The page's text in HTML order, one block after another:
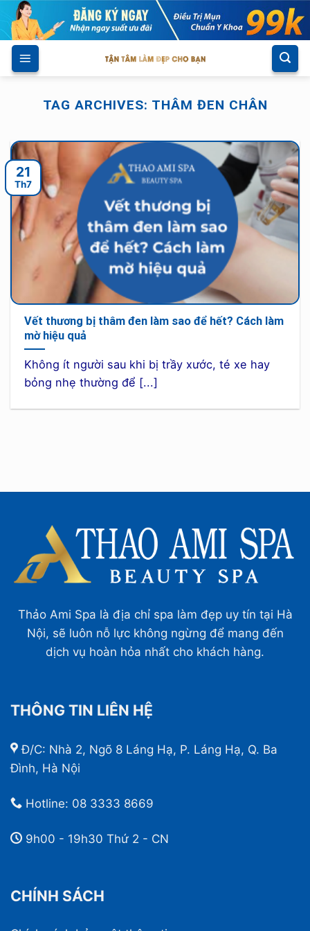
Skip
to
content
TAG ARCHIVES: THÂM ĐEN CHÂN
Vết thương bị thâm đen làm sao để hết? Cách làm
mờ hiệu quả
Không ít người sau khi bị trầy xước, té xe hay
bỏng nhẹ thường để [...]
21
Th7
Thảo Ami Spa là địa chỉ spa làm đẹp uy tín tại Hà
Nội, sẽ luôn nỗ lực không ngừng để mang đến
dịch vụ hoàn hỏa nhất cho khách hàng.
THÔNG TIN LIÊN HỆ
Đ/C: Nhà 2, Ngõ 8 Láng Hạ, P. Láng Hạ, Q. Ba
Đình, Hà Nội
Hotline: 08 3333 8669
9h00 - 19h30 Thứ 2 - CN
CHÍNH SÁCH